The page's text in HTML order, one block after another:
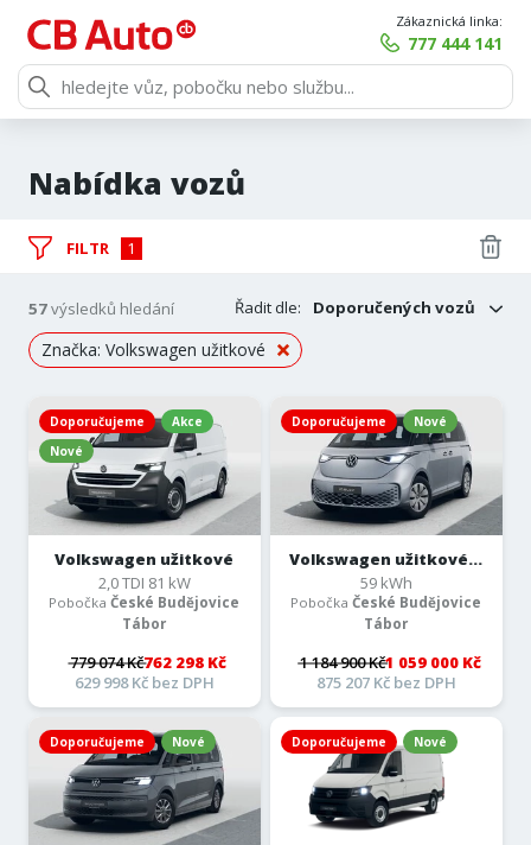
Zákaznická linka:
777 444 141
Nabídka vozů
FILTR 1
57výsledků hledání Řadit dle: Doporučených vozů
Značka: Volkswagen užitkové
Doporučujeme
Akce
Nové
Volkswagen užitkové
2,0 TDI 81 kW
PobočkaČeské Budějovice
Tábor
779 074 Kč762 298 Kč
629 998 Kč bez DPH
Doporučujeme Nové
Volkswagen užitkové...
59 kWh
PobočkaČeské Budějovice
Tábor
1 184 900 Kč1 059 000 Kč
875 207 Kč bez DPH
Doporučujeme Nové Doporučujeme Nové